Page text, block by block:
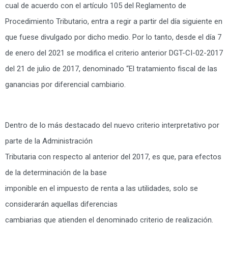
cual de acuerdo con el artículo 105 del Reglamento de
Procedimiento Tributario, entra a regir a partir del día siguiente en
que fuese divulgado por dicho medio. Por lo tanto, desde el día 7
de enero del 2021 se modifica el criterio anterior DGT-CI-02-2017
del 21 de julio de 2017, denominado “El tratamiento fiscal de las
ganancias por diferencial cambiario.
Dentro de lo más destacado del nuevo criterio interpretativo por
parte de la Administración
Tributaria con respecto al anterior del 2017, es que, para efectos
de la determinación de la base
imponible en el impuesto de renta a las utilidades, solo se
considerarán aquellas diferencias
cambiarias que atienden el denominado criterio de realización.